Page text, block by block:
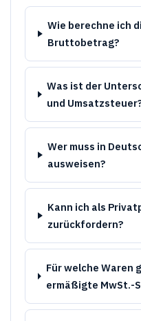
Wie berechne ich
Bruttobetrag?
Was ist der
und
Wer muss in
ausweisen?
Kann ich als
zurückfordern?
Für welche Waren
ermäßigte MwSt.-